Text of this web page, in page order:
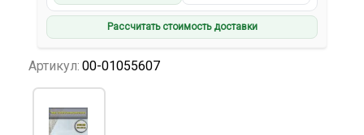
Рассчитать стоимость доставки
Артикул: 00-01055607